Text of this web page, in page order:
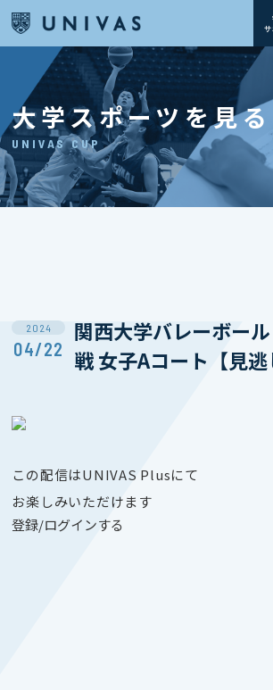
大学スポーツを見る
UNIVAS CUP
2024
04/22
関西⼤学バレーボー
戦 女子Aコート【見逃
この配信はUNIVAS Plusにて
お楽しみいただけます
登録/ログインする